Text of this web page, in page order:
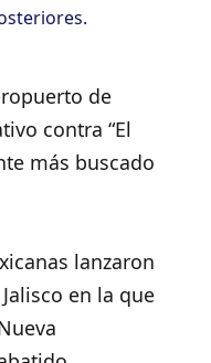
de
contra “El
más buscado
lanzaron
en la que